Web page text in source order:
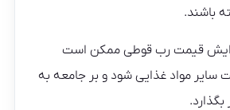
باشند.
قیمت رب قوطی ممکن است
سایر مواد غذایی شود و بر جامعه به